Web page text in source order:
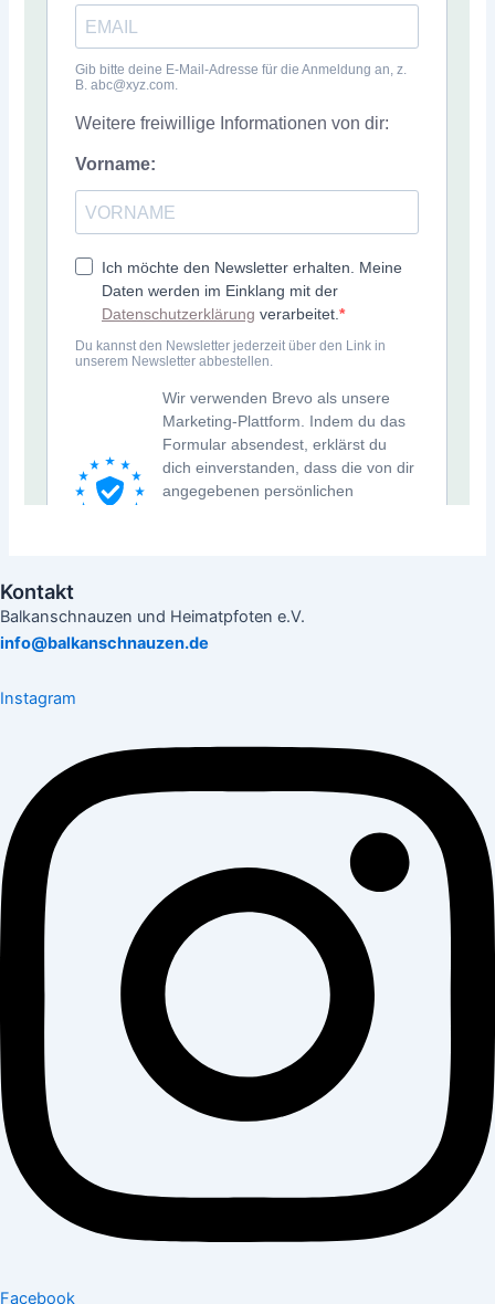
Kontakt
Balkanschnauzen und Heimatpfoten e.V.
info@balkanschnauzen.de
Instagram
Facebook